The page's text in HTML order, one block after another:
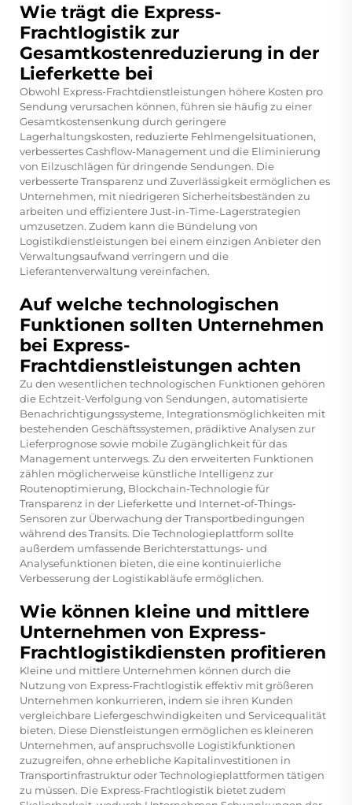
Wie trägt die Express-
Frachtlogistik zur
Gesamtkostenreduzierung in der
Lieferkette bei
Obwohl Express-Frachtdienstleistungen höhere Kosten pro
Sendung verursachen können, führen sie häufig zu einer
Gesamtkostensenkung durch geringere
Lagerhaltungskosten, reduzierte Fehlmengelsituationen,
verbessertes Cashflow-Management und die Eliminierung
von Eilzuschlägen für dringende Sendungen. Die
verbesserte Transparenz und Zuverlässigkeit ermöglichen es
Unternehmen, mit niedrigeren Sicherheitsbeständen zu
arbeiten und effizientere Just-in-Time-Lagerstrategien
umzusetzen. Zudem kann die Bündelung von
Logistikdienstleistungen bei einem einzigen Anbieter den
Verwaltungsaufwand verringern und die
Lieferantenverwaltung vereinfachen.
Auf welche technologischen
Funktionen sollten Unternehmen
bei Express-
Frachtdienstleistungen achten
Zu den wesentlichen technologischen Funktionen gehören
die Echtzeit-Verfolgung von Sendungen, automatisierte
Benachrichtigungssysteme, Integrationsmöglichkeiten mit
bestehenden Geschäftssystemen, prädiktive Analysen zur
Lieferprognose sowie mobile Zugänglichkeit für das
Management unterwegs. Zu den erweiterten Funktionen
zählen möglicherweise künstliche Intelligenz zur
Routenoptimierung, Blockchain-Technologie für
Transparenz in der Lieferkette und Internet-of-Things-
Sensoren zur Überwachung der Transportbedingungen
während des Transits. Die Technologieplattform sollte
außerdem umfassende Berichterstattungs- und
Analysefunktionen bieten, die eine kontinuierliche
Verbesserung der Logistikabläufe ermöglichen.
Wie können kleine und mittlere
Unternehmen von Express-
Frachtlogistikdiensten profitieren
Kleine und mittlere Unternehmen können durch die
Nutzung von Express-Frachtlogistik effektiv mit größeren
Unternehmen konkurrieren, indem sie ihren Kunden
vergleichbare Liefergeschwindigkeiten und Servicequalität
bieten. Diese Dienstleistungen ermöglichen es kleineren
Unternehmen, auf anspruchsvolle Logistikfunktionen
zuzugreifen, ohne erhebliche Kapitalinvestitionen in
Transportinfrastruktur oder Technologieplattformen tätigen
zu müssen. Die Express-Frachtlogistik bietet zudem